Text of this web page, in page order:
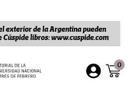
exterior de la Argentina pueden
Cúspide libros: www.cuspide.com
0